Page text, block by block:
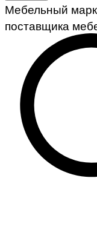
Мебельный
поставщика